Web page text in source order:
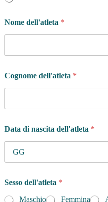
m
Q
u
h
i
Nome dell'atleta *
Cognome dell'atleta *
Data di nascita dell'atleta *
Sesso dell'atleta *
Maschio
Femmina